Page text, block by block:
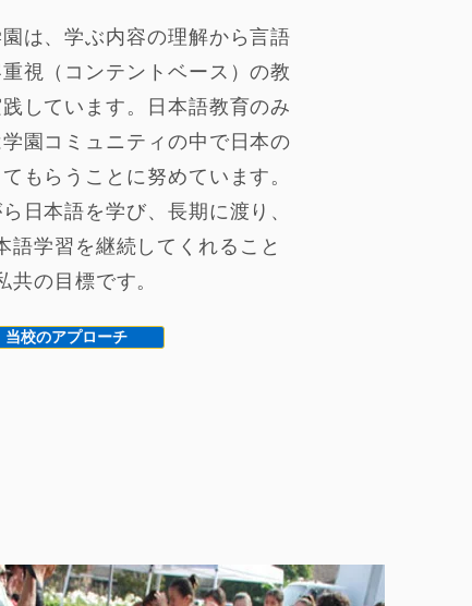
は、学ぶ内容の理解から言語
視（コンテントベース）の教
しています。日本語教育のみ
園コミュニティの中で日本の
もらうことに努めています。
日本語を学び、長期に渡り、
語学習を継続してくれること
共の目標です。
当校のアプローチ